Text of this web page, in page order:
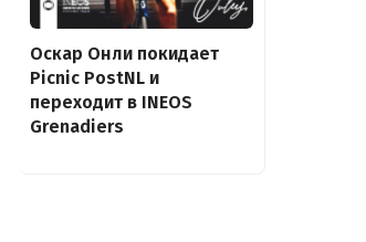
Оскар Онли покидает
Picnic PostNL и
переходит в INEOS
Grenadiers